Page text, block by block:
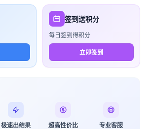
签到送积分
每日签到得积分
立即签到
极速出结果 超高性价比 专业客服